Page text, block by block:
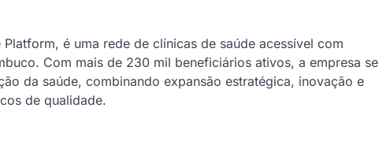
é uma rede de clínicas de saúde acessível com
Com mais de 230 mil beneficiários ativos, a empresa se
da saúde, combinando expansão estratégica, inovação e
de qualidade.